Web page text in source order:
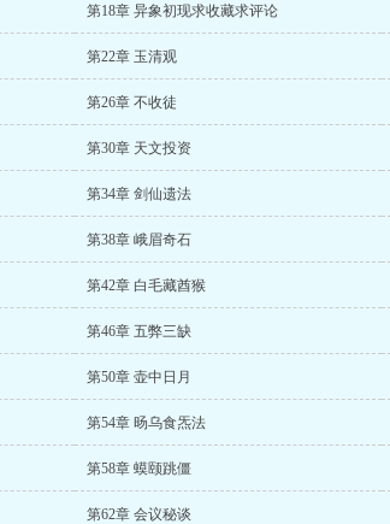
第18章 异象初现求收藏求评论
第22章 玉清观
第26章 不收徒
第30章 天文投资
第34章 剑仙遗法
第38章 峨眉奇石
第42章 白毛藏酋猴
第46章 五弊三缺
第50章 壶中日月
第54章 旸乌食炁法
第58章 蟆颐跳僵
第62章 会议秘谈